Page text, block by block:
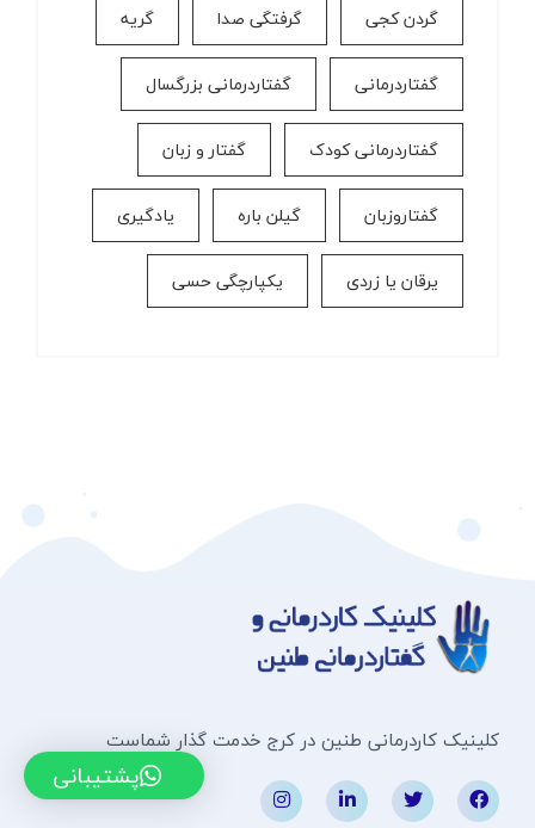
گردن کجی گرفتگی صدا گریه
گفتاردرمانی گفتاردرمانی بزرگسال
گفتاردرمانی کودک گفتار و زبان
گفتاروزبان گیلن باره یادگیری
یرقان یا زردی یکپارچگی حسی
کلینیک کاردرمانی طنین در کرج خدمت گذار شماست
پشتیبانی